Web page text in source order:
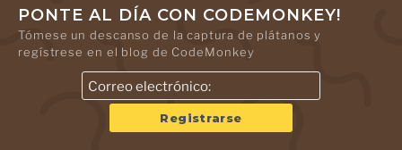
PONTE AL DÍA CON CODEMONKEY!
Tómese un descanso de la captura de plátanos y
regístrese en el blog de CodeMonkey